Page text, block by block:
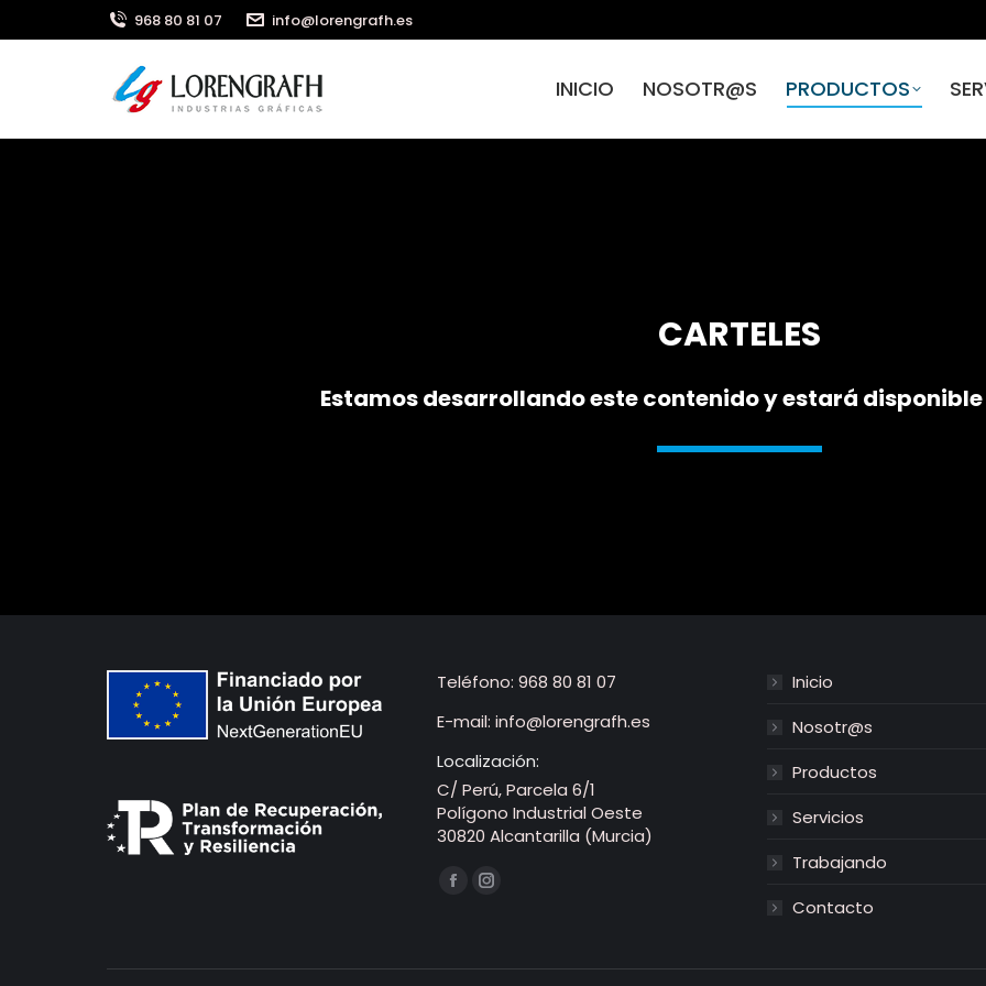
968 80 81 07 info@lorengrafh.es
INICIO NOSOTR@S PRODUCTOS
CARTELES
Estamos desarrollando este contenido y estará
Teléfono: 968 80 81 07
E-mail: info@lorengrafh.es
Localización:
C/ Perú, Parcela 6/1
Polígono Industrial Oeste
30820 Alcantarilla (Murcia)
Encuéntranos en:
FacebookInstagram
Inicio
Nosotr@s
Productos
Servicios
Trabajando
Contacto